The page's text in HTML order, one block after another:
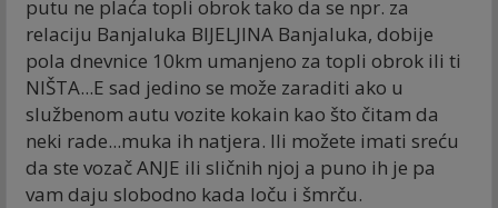
putu ne plaća topli obrok tako da se npr. za
relaciju Banjaluka BIJELJINA Banjaluka, dobije
pola dnevnice 10km umanjeno za topli obrok ili ti
NIŠTA...E sad jedino se može zaraditi ako u
službenom autu vozite kokain kao što čitam da
neki rade...muka ih natjera. Ili možete imati sreću
da ste vozač ANJE ili sličnih njoj a puno ih je pa
vam daju slobodno kada loču i šmrču.